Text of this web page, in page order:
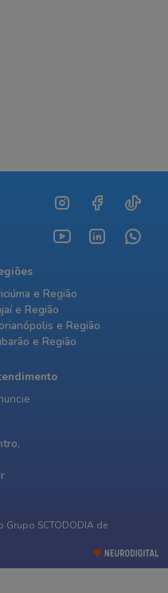
e Região
e Região
e Região
e Região
SCTODODIA de